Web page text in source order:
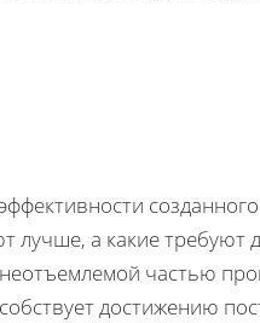
лучше, а какие требуют
частью
достижению